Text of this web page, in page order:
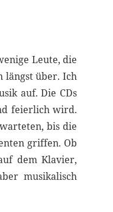
Leute, die
längst über. Ich
auf. Die CDs
feierlich wird.
bis die
griffen. Ob
dem Klavier,
musikalisch